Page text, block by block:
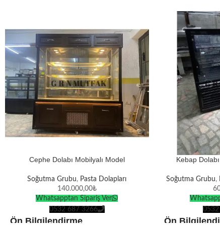
Cephe Dolabı Mobilyalı Model
Soğutma Grubu, Pasta Dolapları
140.000,00₺
Whatsapptan Sipariş Ver
0532 687 3266
Ön Bilgilendirme
Kebap
Soğutma Grubu,
Ön